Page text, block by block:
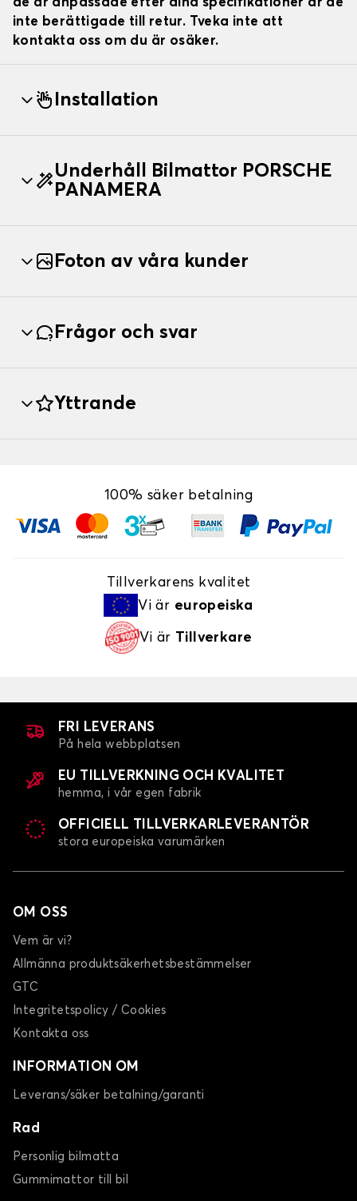
de är anpassade efter dina specifikationer är de
inte berättigade till retur. Tveka inte att
kontakta oss om du är osäker.
Installation
Underhåll Bilmattor PORSCHE
PANAMERA
Foton av våra kunder
Frågor och svar
Yttrande
100% säker betalning
Tillverkarens kvalitet
Vi är europeiska
Vi är Tillverkare
FRI LEVERANS
På hela webbplatsen
EU TILLVERKNING OCH KVALITET
hemma, i vår egen fabrik
OFFICIELL TILLVERKARLEVERANTÖR
stora europeiska varumärken
OM OSS
Vem är vi?
Allmänna produktsäkerhetsbestämmelser
GTC
Integritetspolicy / Cookies
Kontakta oss
INFORMATION OM
Leverans/säker betalning/garanti
Rad
Personlig bilmatta
Gummimattor till bil